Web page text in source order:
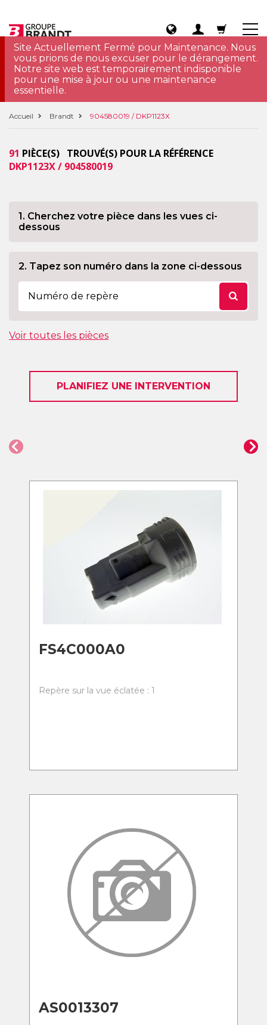
Site Actuellement Fermé pour Maintenance. Nous
vous prions de nous excuser pour le dérangement.
Notre site web est temporairement indisponible
pour une mise à jour ou une maintenance
essentielle.
Accueil Brandt 904580019 / DKP1123X
91 PIÈCE(S) TROUVÉ(S) POUR LA RÉFÉRENCE
DKP1123X / 904580019
1. Cherchez votre pièce dans les vues ci-
dessous
2. Tapez son numéro dans la zone ci-dessous
Voir toutes les pièces
PLANIFIEZ UNE INTERVENTION
FS4C000A0
Repère sur la vue éclatée : 1
AS0013307